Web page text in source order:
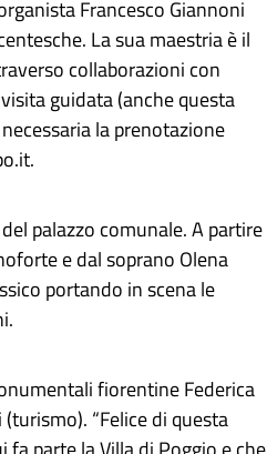
Francesco Giannoni
La sua maestria è il
collaborazioni con
guidata (anche questa
la prenotazione
palazzo comunale. A partire
e dal soprano Olena
portando in scena le
fiorentine Federica
“Felice di questa